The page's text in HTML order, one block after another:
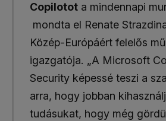
Copilotota mindennapi
mondta el Renate
Közép-Európáért felelős
igazgatója. „A Microsoft
Security képessé teszi a
arra, hogy jobban
tudásukat, hogy még